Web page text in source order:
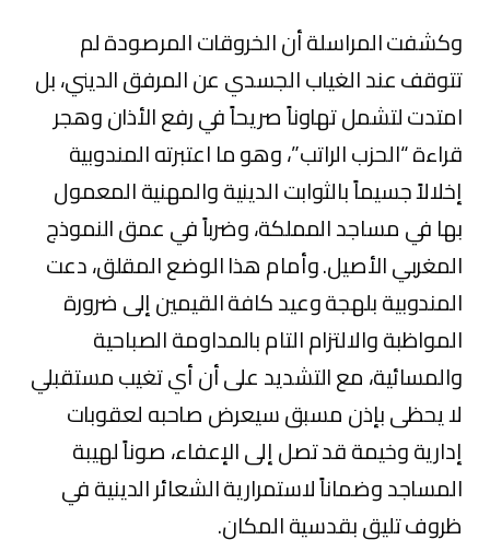
وكشفت المراسلة أن الخروقات المرصودة لم
تتوقف عند الغياب الجسدي عن المرفق الديني، بل
امتدت لتشمل تهاوناً صريحاً في رفع الأذان وهجر
قراءة “الحزب الراتب”، وهو ما اعتبرته المندوبية
إخلالاً جسيماً بالثوابت الدينية والمهنية المعمول
بها في مساجد المملكة، وضرباً في عمق النموذج
المغربي الأصيل. وأمام هذا الوضع المقلق، دعت
المندوبية بلهجة وعيد كافة القيمين إلى ضرورة
المواظبة والالتزام التام بالمداومة الصباحية
والمسائية، مع التشديد على أن أي تغيب مستقبلي
لا يحظى بإذن مسبق سيعرض صاحبه لعقوبات
إدارية وخيمة قد تصل إلى الإعفاء، صوناً لهيبة
المساجد وضماناً لاستمرارية الشعائر الدينية في
ظروف تليق بقدسية المكان.